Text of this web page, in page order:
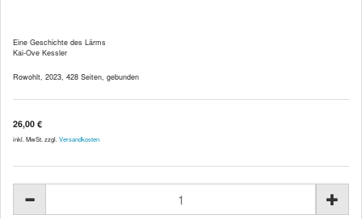
Eine Geschichte des Lärms
Kai-Ove Kessler
Rowohlt, 2023, 428 Seiten, gebunden
26,00 €
inkl. MwSt. zzgl. Versandkosten